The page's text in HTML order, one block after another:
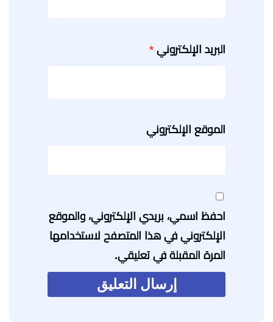
البريد الإلكتروني *
الموقع الإلكتروني
احفظ اسمي، بريدي الإلكتروني، والموقع
الإلكتروني في هذا المتصفح لاستخدامها
المرة المقبلة في تعليقي.